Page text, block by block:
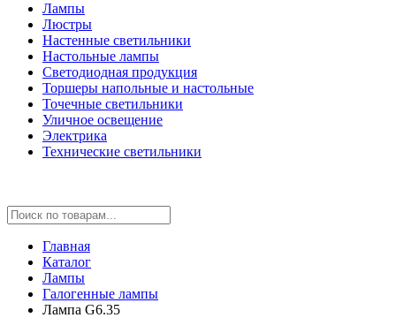
Лампы
Люстры
Настенные светильники
Настольные лампы
Светодиодная продукция
Торшеры напольные и настольные
Точечные светильники
Уличное освещение
Электрика
Технические светильники
Главная
Каталог
Лампы
Галогенные лампы
Лампа G6.35